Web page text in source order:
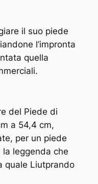
il suo piede
l’impronta
quella
del Piede di
a 54,4 cm,
per un piede
leggenda che
quale Liutprando